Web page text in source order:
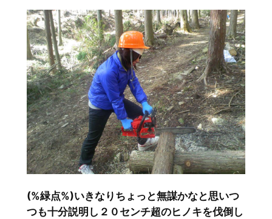
(%緑点%)いきなりちょっと無謀かなと思いつ
つも十分説明し２０センチ超のヒノキを伐倒し